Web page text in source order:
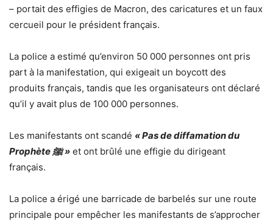
– portait des effigies de Macron, des caricatures et un faux
cercueil pour le président français.
La police a estimé qu’environ 50 000 personnes ont pris
part à la manifestation, qui exigeait un boycott des
produits français, tandis que les organisateurs ont déclaré
qu’il y avait plus de 100 000 personnes.
Les manifestants ont scandé « Pas de diffamation du
Prophète ﷺ » et ont brûlé une effigie du dirigeant
français.
La police a érigé une barricade de barbelés sur une route
principale pour empêcher les manifestants de s’approcher